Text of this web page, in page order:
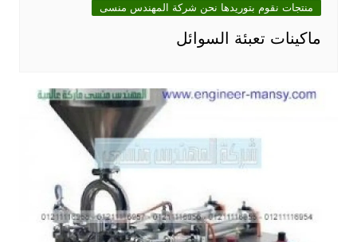
منتجات نقوم بتوريدها نحن شركة المهندس منسى
ماكينات تعبئة السوائل